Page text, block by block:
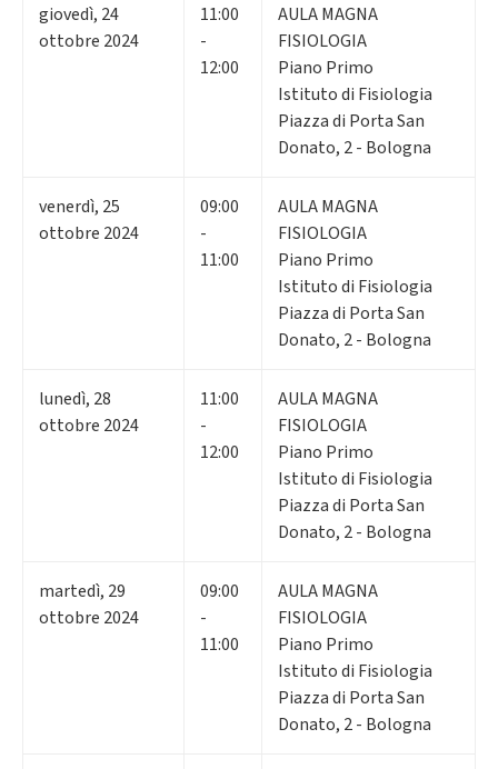
giovedì, 24
ottobre 2024
11:00
-
12:00
AULA MAGNA
FISIOLOGIA
Piano Primo
Istituto di Fisiologia
Piazza di Porta San
Donato, 2 - Bologna
venerdì, 25
ottobre 2024
09:00
-
11:00
AULA MAGNA
FISIOLOGIA
Piano Primo
Istituto di Fisiologia
Piazza di Porta San
Donato, 2 - Bologna
lunedì, 28
ottobre 2024
11:00
-
12:00
AULA MAGNA
FISIOLOGIA
Piano Primo
Istituto di Fisiologia
Piazza di Porta San
Donato, 2 - Bologna
martedì, 29
ottobre 2024
09:00
-
11:00
AULA MAGNA
FISIOLOGIA
Piano Primo
Istituto di Fisiologia
Piazza di Porta San
Donato, 2 - Bologna